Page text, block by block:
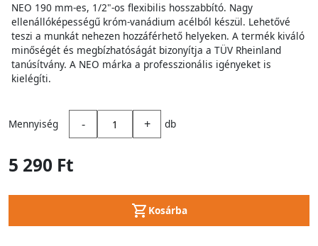
NEO 190 mm-es, 1/2"-os flexibilis hosszabbító. Nagy
ellenállóképességű króm-vanádium acélból készül. Lehetővé
teszi a munkát nehezen hozzáférhető helyeken. A termék kiváló
minőségét és megbízhatóságát bizonyítja a TÜV Rheinland
tanúsítvány. A NEO márka a professzionális igényeket is
kielégíti.
Mennyiség - + db
5 290 Ft
Kosárba